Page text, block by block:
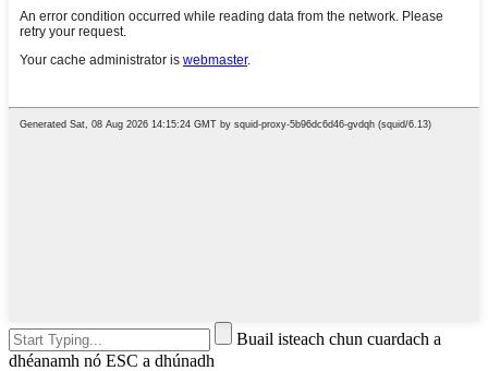
Buail isteach chun cuardach a
dhéanamh nó ESC a dhúnadh